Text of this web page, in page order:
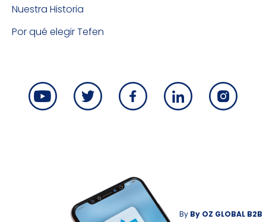
Nuestra Historia
Por qué elegir Tefen
By By OZ GLOBAL B2B